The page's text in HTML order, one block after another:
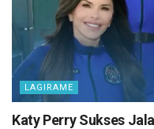
LAGIRAME
Katy Perry Sukses